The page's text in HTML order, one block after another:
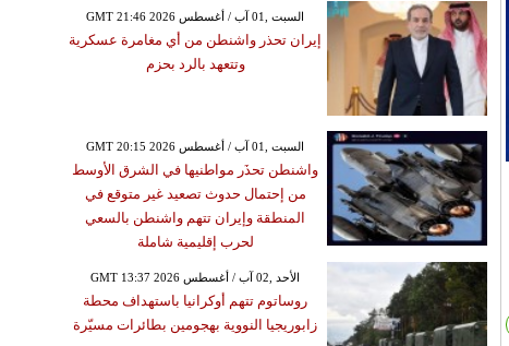
GMT 21:46 2026 السبت ,01 آب / أغسطس
إيران تحذر واشنطن من أي مغامرة عسكرية
وتتعهد بالرد بحزم
GMT 20:15 2026 السبت ,01 آب / أغسطس
واشنطن تحذَر مواطنيها في الشرق الأوسط
من إحتمال حدوث تصعيد غير متوقع في
المنطقة وإيران تتهم واشنطن بالسعي
لحرب إقليمية شاملة
GMT 13:37 2026 الأحد ,02 آب / أغسطس
روساتوم تتهم أوكرانيا باستهداف محطة
زابوريجيا النووية بهجومين بطائرات مسيّرة